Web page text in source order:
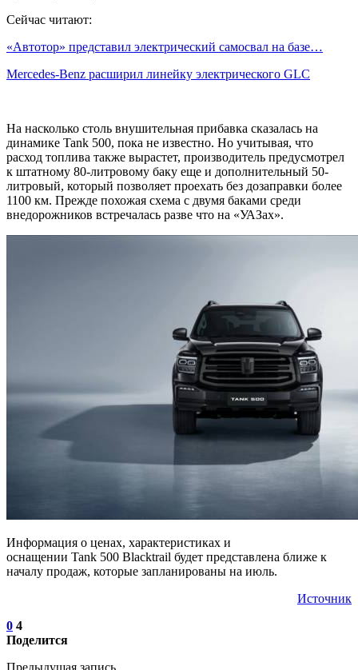
Сейчас читают:
«Автотор» представил электрический самосвал на базе…
Mercedes-Benz расширил линейку электрического GLC
На насколько столь внушительная прибавка сказалась на
динамике Tank 500, пока не известно. Но учитывая, что
расход топлива также вырастет, производитель предусмотрел
к штатному 80-литровому баку еще и дополнительный 50-
литровый, который позволяет проехать без дозаправки более
1100 км. Прежде похожая схема с двумя баками среди
внедорожников встречалась разве что на «УАЗах».
Информация о ценах, характеристиках и
оснащении Tank 500 Blacktrail будет представлена ближе к
началу продаж, которые запланированы на июль.
Источник
0 4
Поделится
Предыдущая запись